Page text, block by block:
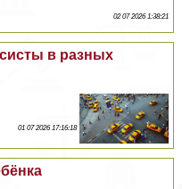
02 07 2026 1:38:21
в разных
01 07 2026 17:16:18